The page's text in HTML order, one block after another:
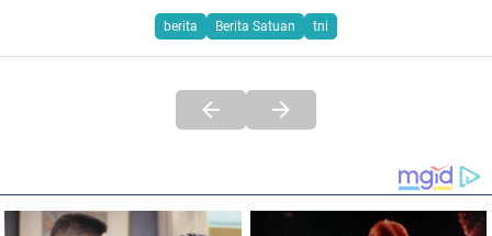
berita Berita Satuan tni